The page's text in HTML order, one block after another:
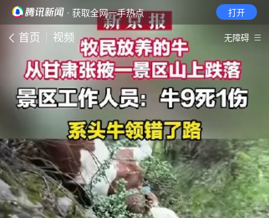
· 获取全网一手热点 打开
首页 视频 无障碍